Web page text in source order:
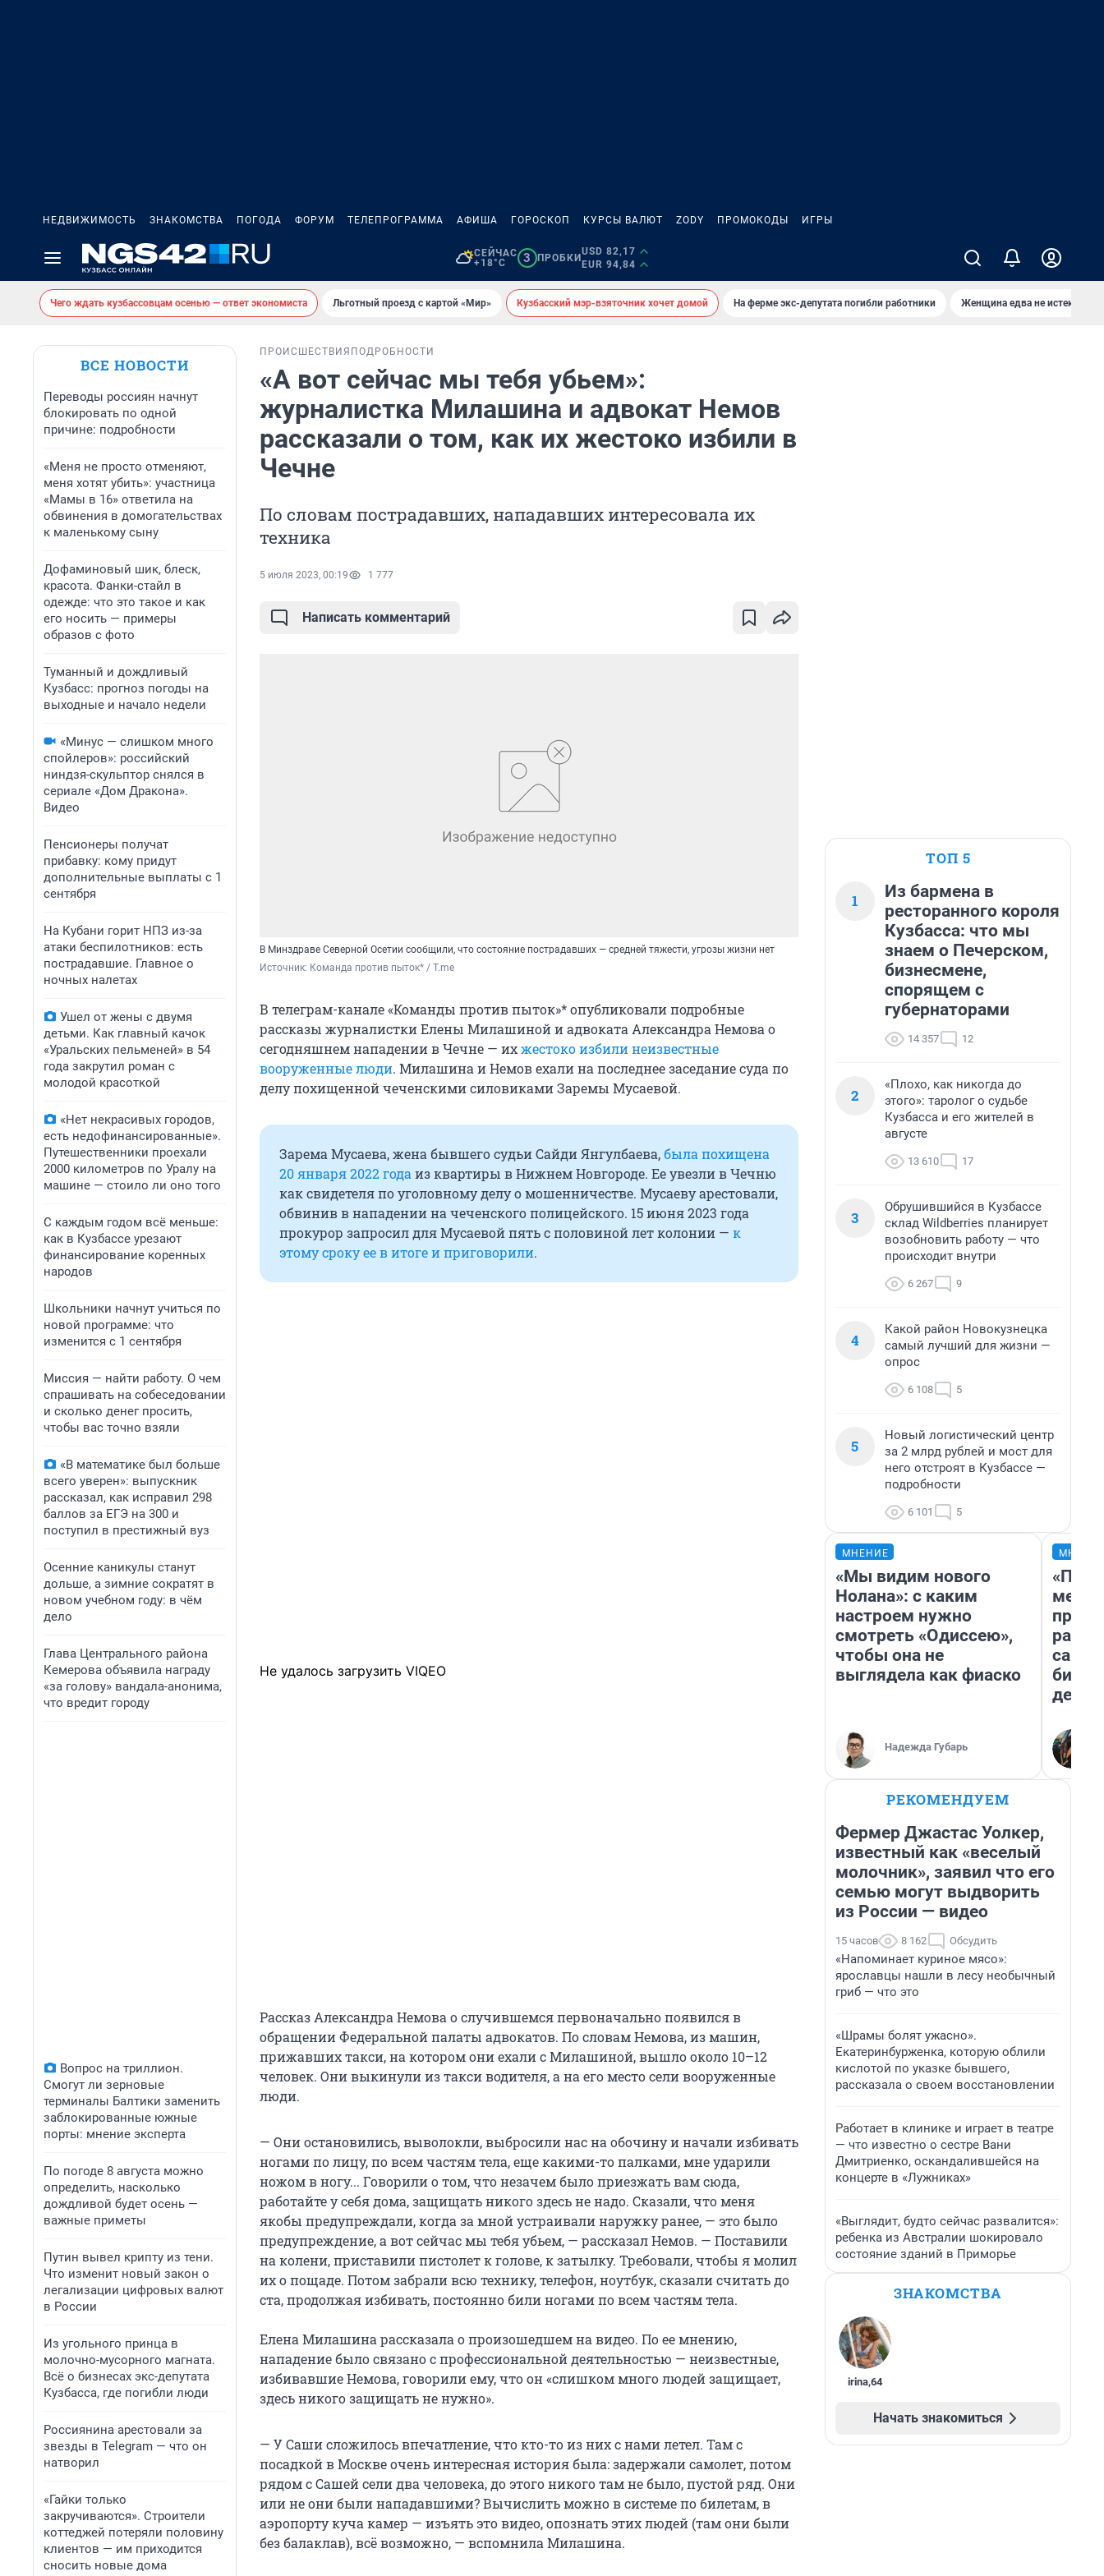
НЕДВИЖИМОСТЬ ЗНАКОМСТВА ПОГОДА ФОРУМ ТЕЛЕПРОГРАММА АФИША ГОРОСКОП КУРСЫ ВАЛЮТ ZODY ПРОМОКОДЫ ИГРЫ
СЕЙЧАС
+18°C
3 ПРОБКИ
USD 82,17
EUR 94,84
Чего ждать кузбассовцам осенью — ответ экономиста Льготный проезд с картой «Мир» Кузбасский мэр-взяточник хочет домой На ферме экс-депутата погибли работники Женщина едва не истекла
ВСЕ НОВОСТИ
Переводы россиян начнут
блокировать по одной
причине: подробности
«Меня не просто отменяют,
меня хотят убить»: участница
«Мамы в 16» ответила на
обвинения в домогательствах
к маленькому сыну
Дофаминовый шик, блеск,
красота. Фанки-стайл в
одежде: что это такое и как
его носить — примеры
образов с фото
Туманный и дождливый
Кузбасс: прогноз погоды на
выходные и начало недели
«Минус — слишком много
спойлеров»: российский
ниндзя-скульптор снялся в
сериале «Дом Дракона».
Видео
Пенсионеры получат
прибавку: кому придут
дополнительные выплаты с 1
сентября
На Кубани горит НПЗ из-за
атаки беспилотников: есть
пострадавшие. Главное о
ночных налетах
Ушел от жены с двумя
детьми. Как главный качок
«Уральских пельменей» в 54
года закрутил роман с
молодой красоткой
«Нет некрасивых городов,
есть недофинансированные».
Путешественники проехали
2000 километров по Уралу на
машине — стоило ли оно того
С каждым годом всё меньше:
как в Кузбассе урезают
финансирование коренных
народов
Школьники начнут учиться по
новой программе: что
изменится с 1 сентября
Миссия — найти работу. О чем
спрашивать на собеседовании
и сколько денег просить,
чтобы вас точно взяли
«В математике был больше
всего уверен»: выпускник
рассказал, как исправил 298
баллов за ЕГЭ на 300 и
поступил в престижный вуз
Осенние каникулы станут
дольше, а зимние сократят в
новом учебном году: в чём
дело
Глава Центрального района
Кемерова объявила награду
«за голову» вандала-анонима,
что вредит городу
Вопрос на триллион.
Смогут ли зерновые
терминалы Балтики заменить
заблокированные южные
порты: мнение эксперта
По погоде 8 августа можно
определить, насколько
дождливой будет осень —
важные приметы
Путин вывел крипту из тени.
Что изменит новый закон о
легализации цифровых валют
в России
Из угольного принца в
молочно-мусорного магната.
Всё о бизнесах экс-депутата
Кузбасса, где погибли люди
Россиянина арестовали за
звезды в Telegram — что он
натворил
«Гайки только
закручиваются». Строители
коттеджей потеряли половину
клиентов — им приходится
сносить новые дома
ПРОИСШЕСТВИЯ ПОДРОБНОСТИ
«А вот сейчас мы тебя убьем»:
журналистка Милашина и адвокат Немов
рассказали о том, как их жестоко избили в
Чечне
По словам пострадавших, нападавших интересовала их
техника
5 июля 2023, 00:19 1 777
Написать комментарий
В Минздраве Северной Осетии сообщили, что состояние пострадавших — средней тяжести, угрозы жизни нет
Источник: Команда против пыток* / T.me
В телеграм-канале «Команды против пыток»* опубликовали подробные
рассказы журналистки Елены Милашиной и адвоката Александра Немова о
сегодняшнем нападении в Чечне — ихжестоко избили неизвестные
вооруженные люди. Милашина и Немов ехали на последнее заседание суда по
делу похищенной чеченскими силовиками Заремы Мусаевой.
Зарема Мусаева, жена бывшего судьи Сайди Янгулбаева,была похищена
20 января 2022 года из квартиры в Нижнем Новгороде. Ее увезли в Чечню
как свидетеля по уголовному делу о мошенничестве. Мусаеву арестовали,
обвинив в нападении на чеченского полицейского. 15 июня 2023 года
прокурор запросил для Мусаевой пять с половиной лет колонии — к
этому сроку ее в итоге и приговорили.
Не удалось загрузить VIQEO
Рассказ Александра Немова о случившемся первоначально появился в
обращении Федеральной палаты адвокатов. По словам Немова, из машин,
прижавших такси, на котором они ехали с Милашиной, вышло около 10–12
человек. Они выкинули из такси водителя, а на его место сели вооруженные
люди.
— Они остановились, выволокли, выбросили нас на обочину и начали избивать
ногами по лицу, по всем частям тела, еще какими-то палками, мне ударили
ножом в ногу... Говорили о том, что незачем было приезжать вам сюда,
работайте у себя дома, защищать никого здесь не надо. Сказали, что меня
якобы предупреждали, когда за мной устраивали наружку ранее, — это было
предупреждение, а вот сейчас мы тебя убьем, — рассказал Немов. — Поставили
на колени, приставили пистолет к голове, к затылку. Требовали, чтобы я молил
их о пощаде. Потом забрали всю технику, телефон, ноутбук, сказали считать до
ста, продолжая избивать, постоянно били ногами по всем частям тела.
Елена Милашина рассказала о произошедшем на видео. По ее мнению,
нападение было связано с профессиональной деятельностью — неизвестные,
избивавшие Немова, говорили ему, что он «слишком много людей защищает,
здесь никого защищать не нужно».
— У Саши сложилось впечатление, что кто-то из них с нами летел. Там с
посадкой в Москве очень интересная история была: задержали самолет, потом
рядом с Сашей сели два человека, до этого никого там не было, пустой ряд. Они
или не они были нападавшими? Вычислить можно в системе по билетам, в
аэропорту куча камер — изъять это видео, опознать этих людей (там они были
без балаклав), всё возможно, — вспомнила Милашина.
ТОП 5
1
Из бармена в
ресторанного короля
Кузбасса: что мы
знаем о Печерском,
бизнесмене,
спорящем с
губернаторами
14 357 12
2
«Плохо, как никогда до
этого»: таролог о судьбе
Кузбасса и его жителей в
августе
13 610 17
3
Обрушившийся в Кузбассе
склад Wildberries планирует
возобновить работу — что
происходит внутри
6 267 9
4
Какой район Новокузнецка
самый лучший для жизни —
опрос
6 108 5
5
Новый логистический центр
за 2 млрд рублей и мост для
него отстроят в Кузбассе —
подробности
6 101 5
МНЕНИЕ
«Мы видим нового
Нолана»: с каким
настроем нужно
смотреть «Одиссею»,
чтобы она не
выглядела как фиаско
Надежда Губарь
РЕКОМЕНДУЕМ
Фермер Джастас Уолкер,
известный как «веселый
молочник», заявил что его
семью могут выдворить
из России — видео
15 часов 8 162 Обсудить
«Напоминает куриное мясо»:
ярославцы нашли в лесу необычный
гриб — что это
«Шрамы болят ужасно».
Екатеринбурженка, которую облили
кислотой по указке бывшего,
рассказала о своем восстановлении
Работает в клинике и играет в театре
— что известно о сестре Вани
Дмитриенко, оскандалившейся на
концерте в «Лужниках»
«Выглядит, будто сейчас развалится»:
ребенка из Австралии шокировало
состояние зданий в Приморье
ЗНАКОМСТВА
irina,64
Начать знакомиться